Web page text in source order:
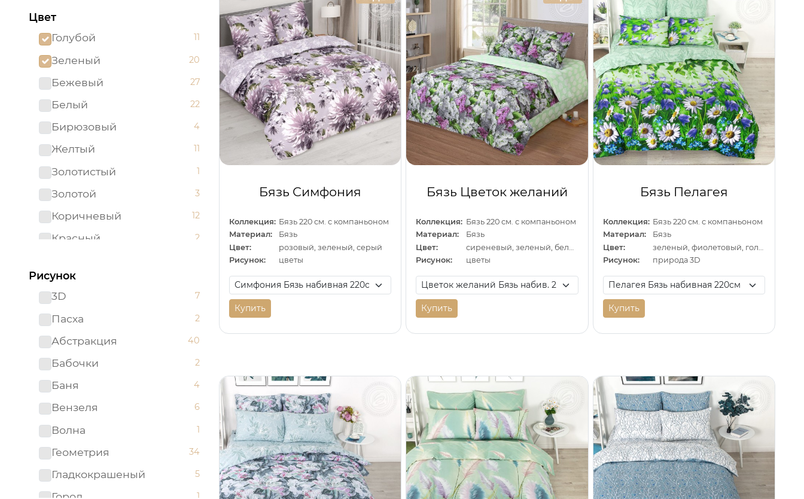
Цвет
Голубой
11
Зеленый 20
Бежевый 27
Белый 22
Бирюзовый 4
Желтый 11
Золотистый 1
Золотой 3
Коричневый 12
Красный 2
Мятный
Оранжевый
Розовый
Светло-бирюзовый
Серый
Синий
Сиреневый
Темно-синий
Фиолетовый
Черный
Рисунок
3D
7
Пасха 2
Абстракция 40
Бабочки 2
Баня 4
Вензеля 6
Волна 1
Геометрия 34
Гладкокрашеный 5
Город 1
Бязь Симфония
Коллекция: Бязь 220 см. с компаньоном
Материал:
Бязь
Цвет:
розовый, зеленый, серый
Рисунок:
цветы
Купить
Бязь Цветок желаний
Коллекция: Бязь 220 см. с компаньоном
Материал:
Бязь
Цвет:
Рисунок:
цветы
Купить
Бязь Пелагея
Коллекция: Бязь 220 см. с компаньоном
Материал:
Бязь
Цвет:
Рисунок:
природа 3D
Купить